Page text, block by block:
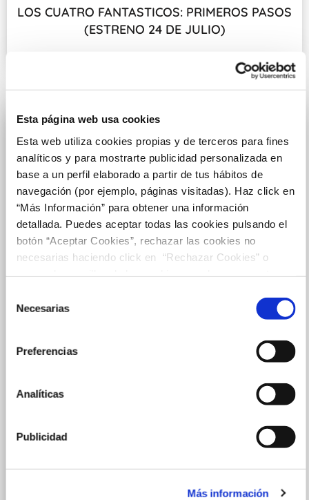
Esta página web usa cookies
Esta web utiliza cookies propias y de terceros para fines
analíticos y para mostrarte publicidad personalizada en
base a un perfil elaborado a partir de tus hábitos de
navegación (por ejemplo, páginas visitadas). Haz click en
“Más Información” para obtener una información
detallada. Puedes aceptar todas las cookies pulsando el
botón “Aceptar Cookies”, rechazar las cookies no
necesarias haciendo click en “Rechazar Cookies” o
Necesarias
Preferencias
Analíticas
Publicidad
Más información
LOS CUATRO FANTASTICOS: PRIMEROS PASOS
(ESTRENO 24 DE JULIO)